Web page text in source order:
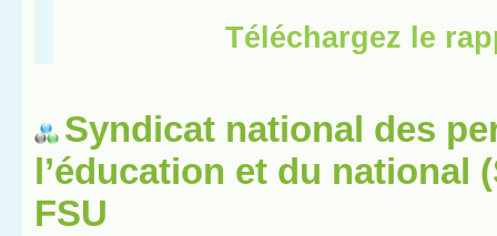
Syndicat national des
l’éducation et du national
FSU